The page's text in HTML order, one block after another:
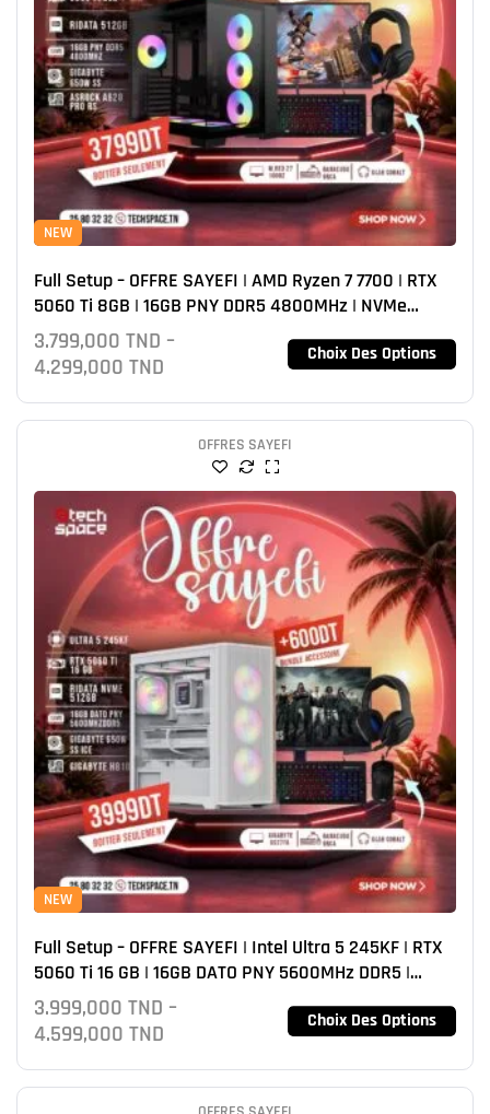
NEW
Full Setup – OFFRE SAYEFI | AMD Ryzen 7 7700 | RTX
5060 Ti 8GB | 16GB PNY DDR5 4800MHz | NVMe
512GB
3.799,000 TND –
4.299,000 TND Choix Des Options
OFFRES SAYEFI
NEW
Full Setup – OFFRE SAYEFI | Intel Ultra 5 245KF | RTX
5060 Ti 16 GB | 16GB DATO PNY 5600MHz DDR5 |
NVMe 512GB
3.999,000 TND –
4.599,000 TND Choix Des Options